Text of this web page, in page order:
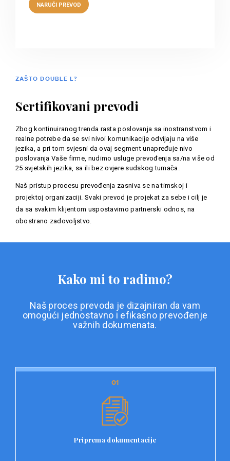
ZAŠTO DOUBLE L?
Sertifikovani prevodi
Zbog kontinuiranog trenda rasta poslovanja sa inostranstvom i
realne potrebe da se svi nivoi komunikacije odvijaju na više
jezika, a pri tom svjesni da ovaj segment unapređuje nivo
poslovanja Vaše firme, nudimo usluge prevođenja sa/na više od
25 svjetskih jezika, sa ili bez ovjere sudskog tumača.
Naš pristup procesu prevođenja zasniva se na timskoj i
projektoj organizaciji. Svaki prevod je projekat za sebe i cilj je
da sa svakim klijentom uspostavimo partnerski odnos, na
obostrano zadovoljstvo.
Kako mi to radimo?
Naš proces prevoda je dizajniran da vam
omogući jednostavno i efikasno prevođenje
važnih dokumenata.
01
Priprema dokumentacije
01
Prvi korak u našem procesu prevoda je priprema
dokumentacije. Korisnici jednostavno učitavaju svoje
dokumenta, kao i specifične zahtjeve za prevod.